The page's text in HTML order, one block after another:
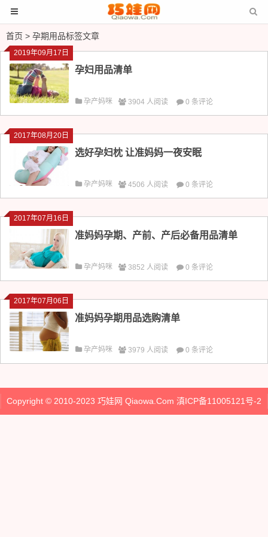
首页 > 孕期用品标签文章
2019年09月17日
孕妇用品清单
孕产妈咪 3904 人阅读 0 条评论
2017年08月20日
选好孕妇枕 让准妈妈一夜安眠
孕产妈咪 4506 人阅读 0 条评论
2017年07月16日
准妈妈孕期、产前、产后必备用品清单
孕产妈咪 3852 人阅读 0 条评论
2017年07月06日
准妈妈孕期用品选购清单
孕产妈咪 3979 人阅读 0 条评论
Copyright © 2010-2023 巧娃网 Qiaowa.Com 滇ICP备11005121号-2